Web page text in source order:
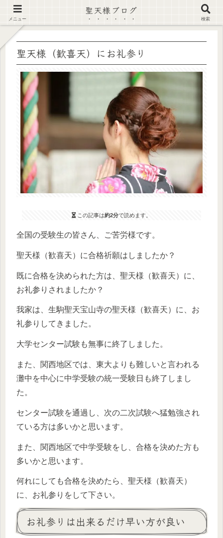
【注意喚起】偽サイト及び偽情報に注意 ▶確認する◀
聖天様（歓喜天）にお礼参り
この記事は約2分で読めます。
全国の受験生の皆さん、ご苦労様です。
聖天様（歓喜天）に合格祈願はしましたか？
既に合格を決められた方は、聖天様（歓喜天）に、
お礼参りされましたか？
我家は、生駒聖天宝山寺の聖天様（歓喜天）に、お
礼参りしてきました。
大学センター試験も無事に終了しました。
また、関西地区では、東大よりも難しいと言われる
灘中を中心に中学受験の統一受験日も終了しまし
た。
センター試験を通過し、次の二次試験へ猛勉強され
ている方は多いかと思います。
また、関西地区で中学受験をし、合格を決めた方も
多いかと思います。
何れにしても合格を決めたら、聖天様（歓喜天）
に、お礼参りをして下さい。
お礼参りは出来るだけ早い方が良い
メニュー
聖天様ブログ
検索